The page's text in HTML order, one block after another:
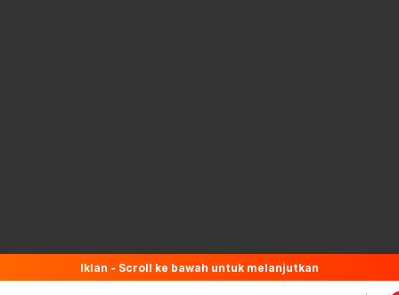
Iklan - Scroll ke bawah untuk melanjutkan